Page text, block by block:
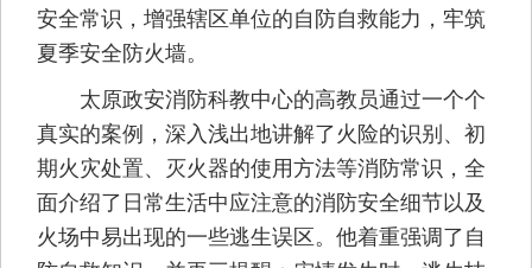
安全常识，增强辖区单位的自防自救能力，牢筑
夏季安全防火墙。
太原政安消防科教中心的高教员通过一个个
真实的案例，深入浅出地讲解了火险的识别、初
期火灾处置、灭火器的使用方法等消防常识，全
面介绍了日常生活中应注意的消防安全细节以及
火场中易出现的一些逃生误区。他着重强调了自